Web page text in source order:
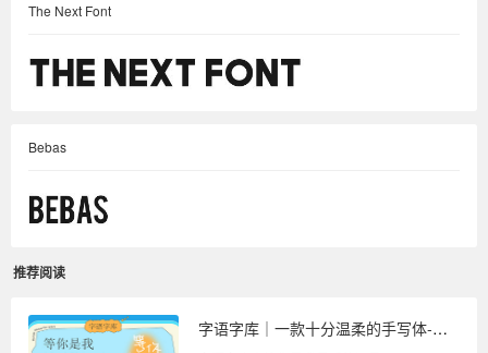
The Next Font
Bebas
推荐阅读
字语字库｜一款十分温柔的手写体-等你是我最后的温柔